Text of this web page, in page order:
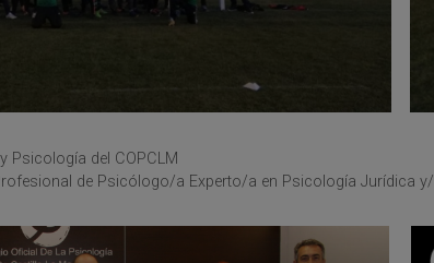
Psicología del COPCLM
de Psicólogo/a Experto/a en Psicología Jurídica